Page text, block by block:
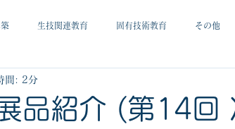
生技関連教育 固有技術教育 その他
品紹介 (第14回
間: 2分